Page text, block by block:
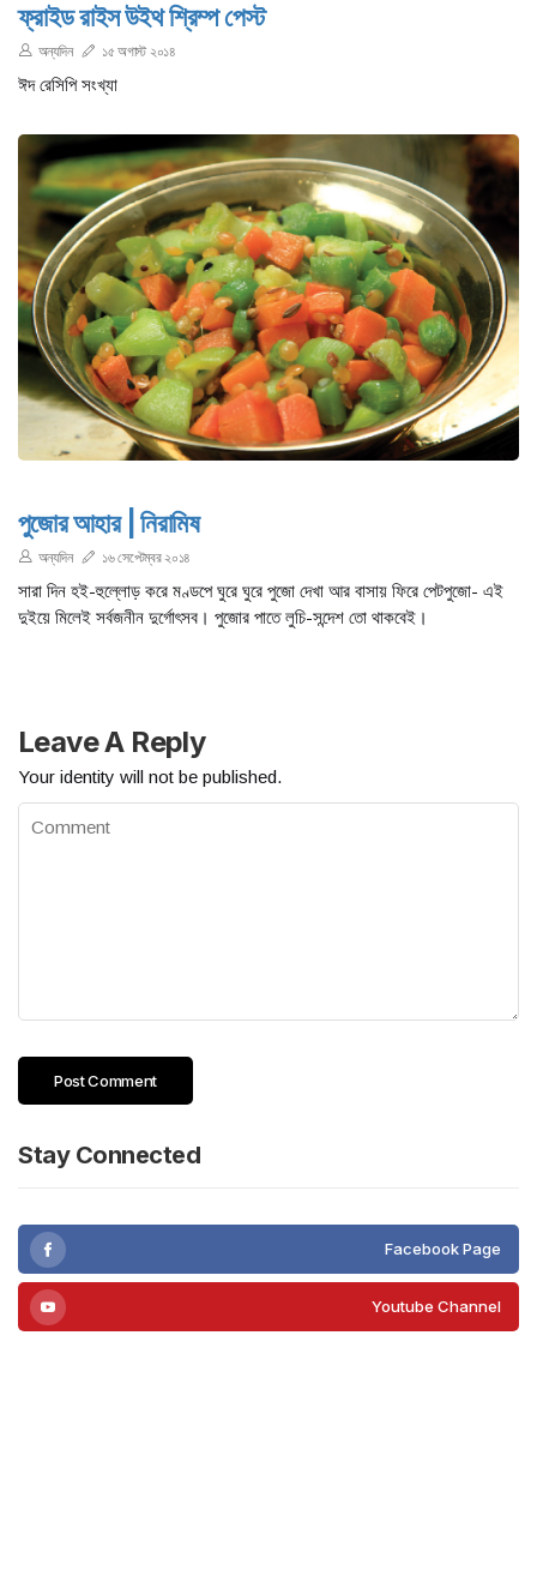
ফ্রাইড রাইস উইথ শ্রিম্প পেস্ট
অন্যদিন ১৫ অগাস্ট ২০১৪
ঈদ রেসিপি সংখ্যা
পুজোর আহার | নিরামিষ
অন্যদিন ১৬ সেপ্টেম্বর ২০১৪
সারা দিন হই-হুল্লোড় করে মণ্ডপে ঘুরে ঘুরে পুজো দেখা আর বাসায় ফিরে পেটপুজো- এই
দুইয়ে মিলেই সর্বজনীন দুর্গোৎসব। পুজোর পাতে লুচি-সন্দেশ তাে থাকবেই।
Leave A Reply
Your identity will not be published.
Stay Connected
Facebook Page
Youtube Channel